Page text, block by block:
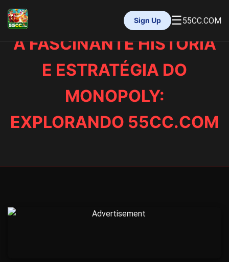
INÍCIO
CAÇA-NÍQUEIS
JOGOS DE CASSINO
NOTÍCIAS DA EMPRESA
Sign Up ☰55CC.COM
A FASCINANTE HISTÓRIA
E ESTRATÉGIA DO
MONOPOLY:
EXPLORANDO 55CC.COM